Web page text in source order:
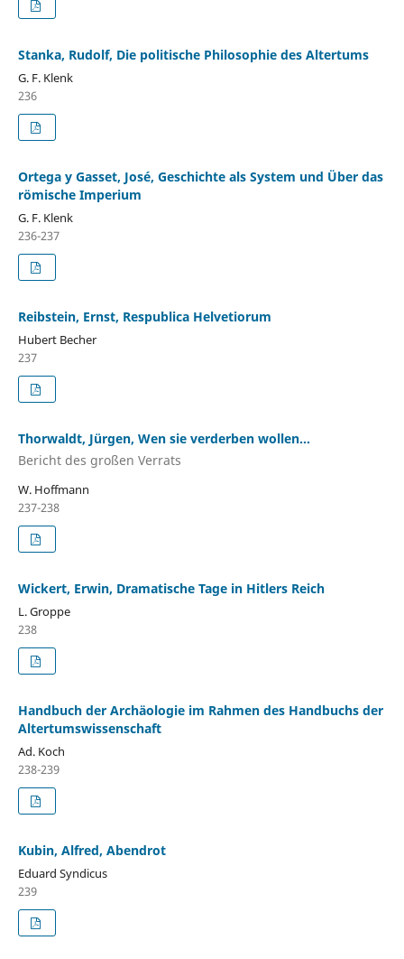
Stanka, Rudolf, Die politische Philosophie des Altertums
G. F. Klenk
236
Ortega y Gasset, José, Geschichte als System und Über das
römische Imperium
G. F. Klenk
236-237
Reibstein, Ernst, Respublica Helvetiorum
Hubert Becher
237
Thorwaldt, Jürgen, Wen sie verderben wollen...
Bericht des großen Verrats
W. Hoffmann
237-238
Wickert, Erwin, Dramatische Tage in Hitlers Reich
L. Groppe
238
Handbuch der Archäologie im Rahmen des Handbuchs der
Altertumswissenschaft
Ad. Koch
238-239
Kubin, Alfred, Abendrot
Eduard Syndicus
239